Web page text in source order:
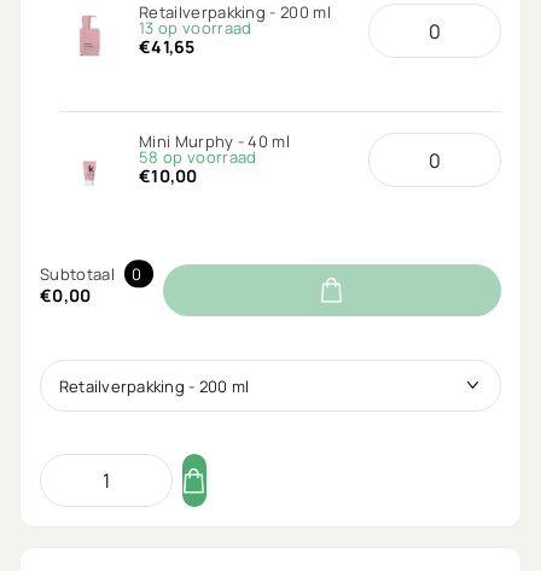
Retailverpakking - 200 ml
13 op voorraad
€41,65
Mini Murphy - 40 ml
58 op voorraad
€10,00
Subtotaal 0
€0,00